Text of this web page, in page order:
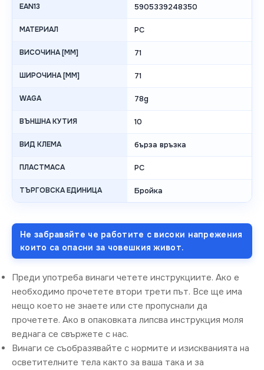
EAN13 5905339248350
МАТЕРИАЛ PC
ВИСОЧИНА [MM] 71
ШИРОЧИНА [MM] 71
WAGA 78g
ВЪНШНА КУТИЯ 10
ВИД КЛЕМА бърза връзка
ПЛАСТМАСА PC
ТЪРГОВСКА ЕДИНИЦА Бройка
Не забравяйте че работите с високи напрежения
които са опасни за човешкия живот.
Преди употреба винаги четете инструкциите. Ако е
необходимо прочетете втори трети път. Все ще има
нещо което не знаете или сте пропуснали да
прочетете. Ако в опаковката липсва инструкция моля
веднага се свържете с нас.
Винаги се съобразявайте с нормите и изискванията на
осветителните тела както за ваша така и за